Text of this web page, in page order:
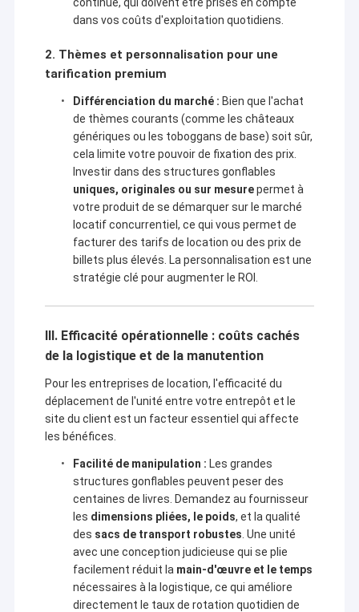
Jeux gonflables
Tentes gonflables
Voûtes gonflables
Jouets flottants gonflables
Des obstacles gonflables
Châteaux gonflables
parc aquatique gonflable
La glissière du château de rebond
Les enfants roquettes
dans vos coûts d'exploitation quotidiens.
2. Thèmes et personnalisation pour une
tarification premium
Différenciation du marché : Bien que l'achat
de thèmes courants (comme les châteaux
génériques ou les toboggans de base) soit sûr,
cela limite votre pouvoir de fixation des prix.
Investir dans des structures gonflables
uniques, originales ou sur mesurepermet à
votre produit de se démarquer sur le marché
locatif concurrentiel, ce qui vous permet de
facturer des tarifs de location ou des prix de
billets plus élevés. La personnalisation est une
stratégie clé pour augmenter le ROI.
III. Efficacité opérationnelle : coûts cachés
de la logistique et de la manutention
Pour les entreprises de location, l'efficacité du
déplacement de l'unité entre votre entrepôt et le
site du client est un facteur essentiel qui affecte
les bénéfices.
Facilité de manipulation : Les grandes
structures gonflables peuvent peser des
centaines de livres. Demandez au fournisseur
les dimensions pliées, le poids, et la qualité
des sacs de transport robustes . Une unité
avec une conception judicieuse qui se plie
facilement réduit la main-d'œuvre et le temps
nécessaires à la logistique, ce qui améliore
directement le taux de rotation quotidien de
tandis que les jeux amusants ajoutent de la joie aux moments
plein air idéaux, et les arches gonflables accrocheuses
rehaussent la solennité des événements.
profiter des vagues, complétés par des parcs aquatiques et des
aires de jeux souples passionnants.
Chaque produit incarne le dévouement et l'expertise de Kule.
L'équipe de conception professionnelle de Kule,
talentueuse et passionnée, peut personnaliser
n'importe quel produit gonflable selon vos besoins,
votre budget, les spécificités du lieu ou les exigences
particulières. Partagez simplement votre idée, et
leurs concepteurs s'occuperont du reste. produits
gonflables de Kule utilisent strictement des matériaux de
qualité supérieure, tous certifiés par CE, EN14960, SGS, etc.
Chaque produit subit des tests rigoureux d'étanchéité,
informatisé avancé, les matériaux sont coupés avec précision
pour garantir que chaque produit présente une forme parfaite —
ressemblant à une œuvre d'art.
L'équipe de conception professionnelle de Kule,
talentueuse et passionnée, peut personnaliser
n'importe quel produit gonflable selon vos besoins,
votre budget, les spécificités du lieu ou les exigences
particulières. Partagez simplement votre idée, et
leurs concepteurs s'occuperont du reste.Kule assure :
- Une livraison rapide pour respecter votre calendrier sans
- Des prix abordables pour profiter de produits de haute qualité
sans frais supplémentaires.
- Un service après-vente complet : leur équipe résout
rapidement tous les problèmes pendant l'utilisation, vous
offrant la tranquillité d'esprit.